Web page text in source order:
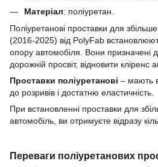
Матеріал: поліуретан.
Поліуретанові проставки для
(2016-2025) від PolyFab
опору автомобіля. Вони призначені
дорожній просвіт, відновити кліренс
Проставки поліуретанові – мають
до розривів і достатню еластичність.
При встановленні проставки для
автомобіль, ви отримуєте відразу
Переваги поліуретанових